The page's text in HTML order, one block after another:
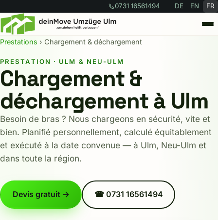
0731 16561494 DE EN FR
Calculateur
À propos
FAQ
Contact
Demander un devis →
Prestations › Chargement & déchargement
PRESTATION · ULM & NEU-ULM
Chargement &
déchargement à Ulm
Besoin de bras ? Nous chargeons en sécurité, vite et
bien. Planifié personnellement, calculé équitablement
et exécuté à la date convenue — à Ulm, Neu-Ulm et
dans toute la région.
Devis gratuit → ☎ 0731 16561494